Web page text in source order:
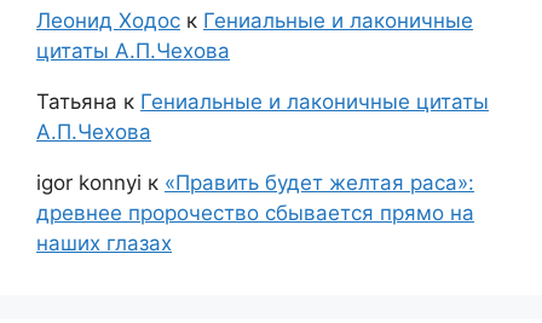
Леонид Ходос к Гениальные и лаконичные
цитаты А.П.Чехова
Татьяна к Гениальные и лаконичные цитаты
А.П.Чехова
igor konnyi к «Править будет желтая раса»:
древнее пророчество сбывается прямо на
наших глазах